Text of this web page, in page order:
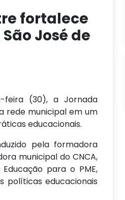
fortalece
José de
feira (30), a Jornada
rede municipal em um
educacionais.
pela formadora
municipal do CNCA,
para o PME,
políticas educacionais